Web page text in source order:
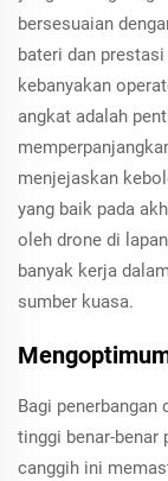
bersesuaian
bateri dan
kebanyakan
angkat adalah
menjejaskan
yang baik pada
oleh drone di
banyak kerja
sumber kuasa.
Bagi penerbangan
tinggi benar-benar
canggih ini